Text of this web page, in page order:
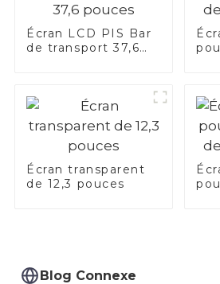
Écran LCD PIS Bar
de transport 37,6
Écran transparent
de 12,3 pouces
Blog Connexe